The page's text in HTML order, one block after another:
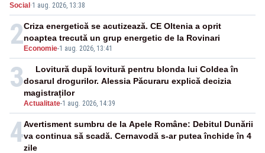
Social ·1 aug. 2026, 13:38
2 Economie-1 aug. 2026, 13:41
Criza energetică se acutizează. CE Oltenia a oprit
noaptea trecută un grup energetic de la Rovinari
3
Actualitate-1 aug. 2026, 14:39
Lovitură după lovitură pentru blonda lui Coldea în
dosarul drogurilor. Alessia Păcuraru explică decizia
magistraților
4Avertisment sumbru de la Apele Române: Debitul Dunării
va continua să scadă. Cernavodă s-ar putea închide în 4
zile